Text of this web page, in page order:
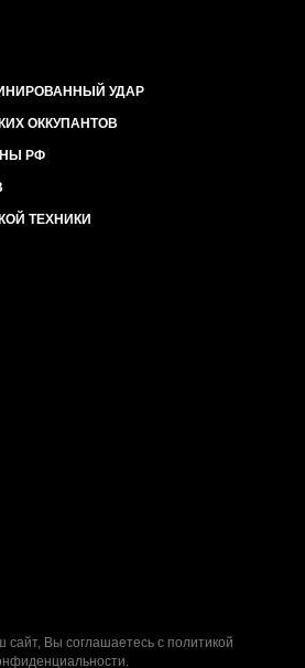
УДАР
ОККУПАНТОВ
РФ
ТЕХНИКИ
сайт, Вы соглашаетесь с политикой
.